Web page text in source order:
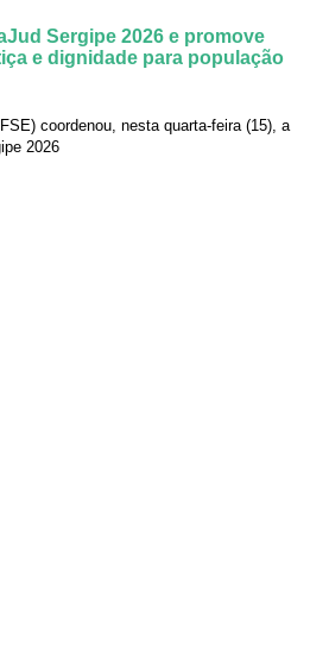
Sergipe 2026 e promove
e dignidade para população
coordenou, nesta quarta-feira (15), a
2026